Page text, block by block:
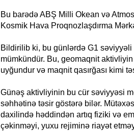
Bu barədə ABŞ Milli Okean və
Kosmik Hava Proqnozlaşdırma
Bildirilib ki, bu günlərdə G1 səviyyəli
mümkündür. Bu, geomaqnit aktivliyin
uyğundur və maqnit qasırğası kimi
Günəş aktivliyinin bu cür səviyyəsi
səhhətinə təsir göstərə bilər.
daxilində həddindən artıq fiziki və
çəkinməyi, yuxu rejiminə riayət